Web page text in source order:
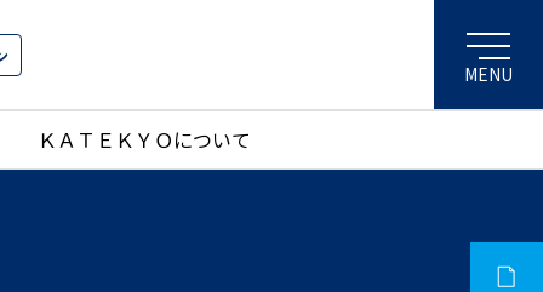
ＫＡＴＥＫＹＯについて